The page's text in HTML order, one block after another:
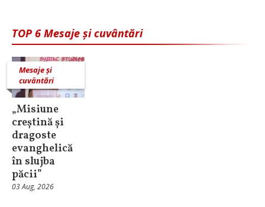
TOP 6 Mesaje și cuvântări
Mesaje și
cuvântări
„Misiune
creștină și
dragoste
evanghelică
în slujba
păcii”
03 Aug, 2026